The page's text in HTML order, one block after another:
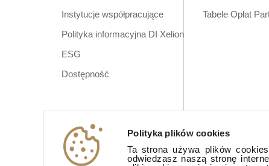
Polityka plików cookies
Ta strona używa plików
odwiedzasz naszą stronę
Instytucje współpracujące
Polityka informacyjna DI Xelion
ESG
Dostępność
Tabele Opłat